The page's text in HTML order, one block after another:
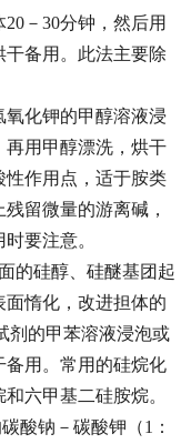
－30分钟，然后用
干备用。此法主要除
氧化钾的甲醇溶液浸
再用甲醇漂洗，烘干
性作用点，适于胺类
留微量的游离碱，
要注意。
的硅醇、硅醚基团起
面惰化，改进担体的
剂的甲苯溶液浸泡或
备用。常用的硅烷化
六甲基二硅胺烷。
酸钠－碳酸钾（1：